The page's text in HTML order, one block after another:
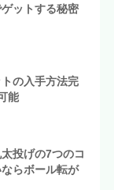
ットする秘密
トの入手方法完
能
投げの7つのコ
らボール転が